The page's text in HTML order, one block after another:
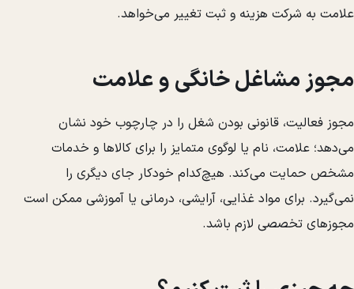
علامت به شرکت هزینه و ثبت تغییر می‌خواهد.
مجوز مشاغل خانگی و علامت
مجوز فعالیت، قانونی بودن شغل را در چارچوب خود نشان
می‌دهد؛ علامت، نام یا لوگوی متمایز را برای کالاها و خدمات
مشخص حمایت می‌کند. هیچ‌کدام خودکار جای دیگری را
نمی‌گیرد. برای مواد غذایی، آرایشی، درمانی یا آموزشی ممکن است
مجوزهای تخصصی لازم باشد.